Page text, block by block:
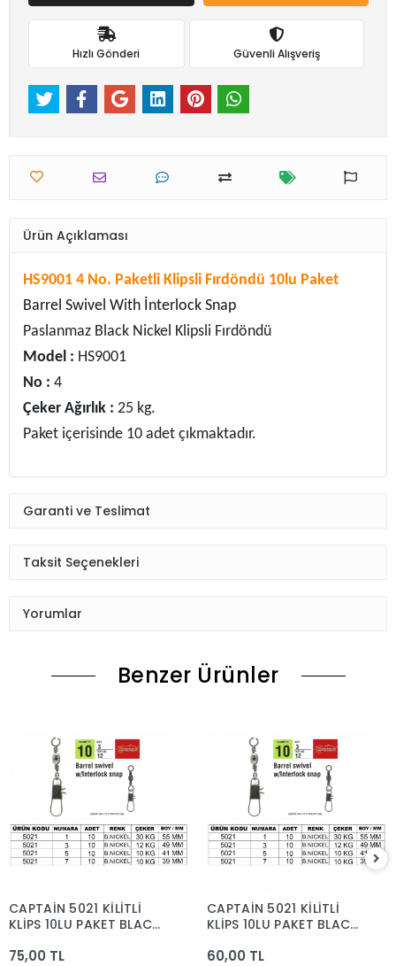
Hızlı Gönderi Güvenli Alışveriş
Ürün Açıklaması
HS9001 4 No. Paketli Klipsli Fırdöndü 10lu Paket
Barrel Swivel With İnterlock Snap
Paslanmaz Black Nickel Klipsli Fırdöndü
Model : HS9001
No : 4
Çeker Ağırlık : 25 kg.
Paket içerisinde 10 adet çıkmaktadır.
Garanti ve Teslimat
Taksit Seçenekleri
Yorumlar
Benzer Ürünler
CAPTAİN 5021 KİLİTLİ
KLİPS 10LU PAKET BLACK
75,00 TL
CAPTAİN 5021 KİLİTLİ
KLİPS 10LU PAKET BLACK
60,00 TL